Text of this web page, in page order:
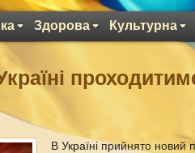
Здорова Культурна
В Україні прийнято новий